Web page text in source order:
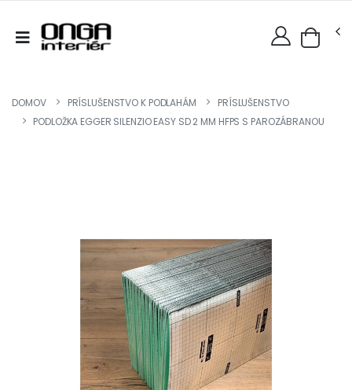
DOMOV PRÍSLUŠENSTVO K PODLAHÁM
PRÍSLUŠENSTVO
PODLOŽKA EGGER SILENZIO EASY SD 2 MM HFPS S PAROZÁBRANOU